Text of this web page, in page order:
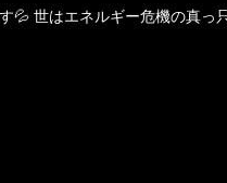
💦 世はエネルギー危機の真っ